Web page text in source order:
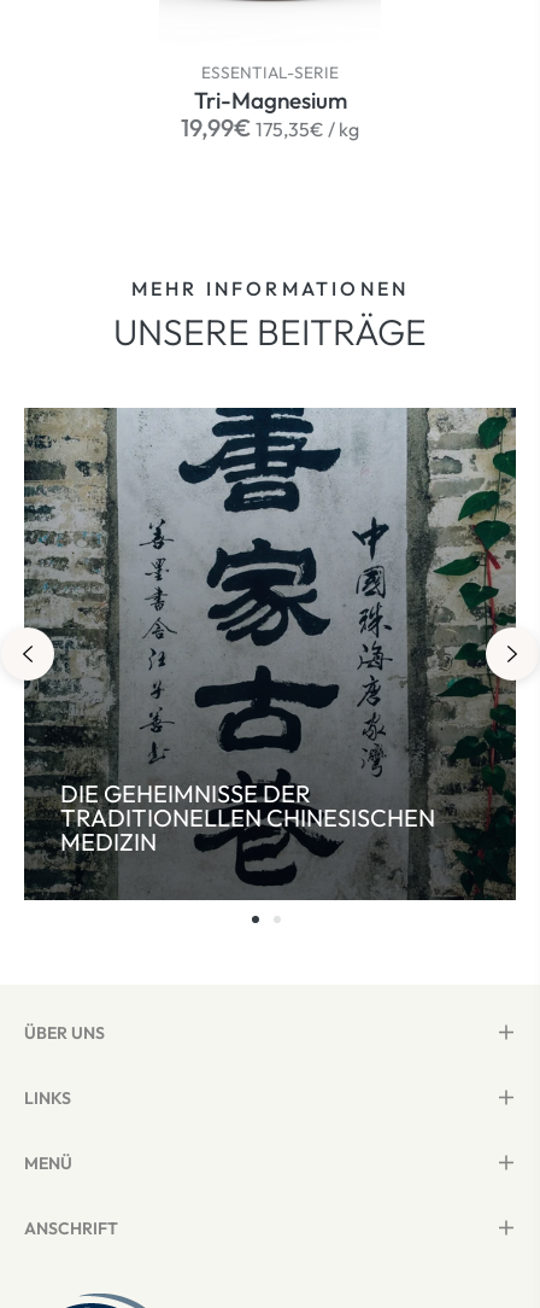
ESSENTIAL-SERIE
Tri-Magnesium
Normaler
19,99€ 175,35€ / per
kg
MEHR INFORMATIONEN
UNSERE BEITRÄGE
DIE GEHEIMNISSE DER
TRADITIONELLEN CHINESISCHEN
MEDIZIN
ÜBER UNS
LINKS
MENÜ
ANSCHRIFT